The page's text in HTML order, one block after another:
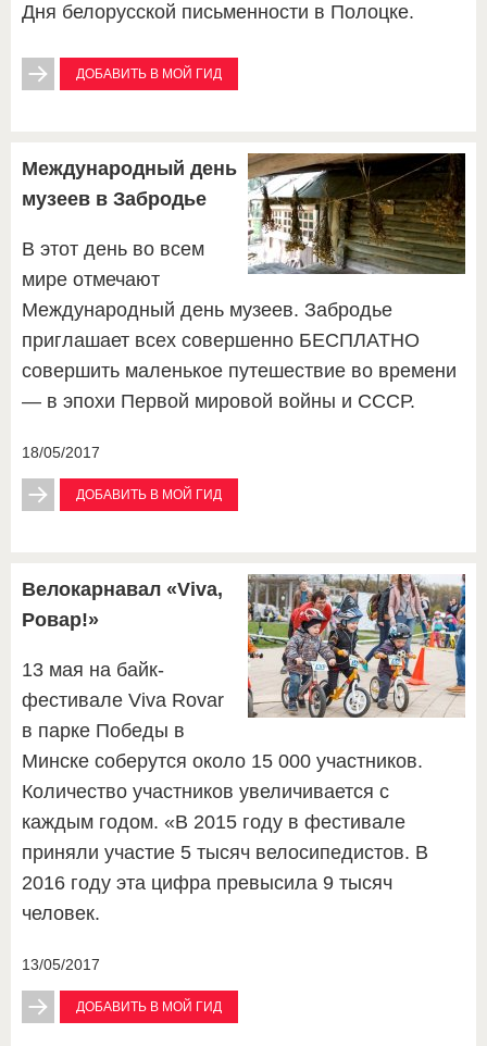
Дня белорусской письменности в Полоцке.
ДОБАВИТЬ В МОЙ ГИД
Международный день
музеев в Забродье
В этот день во всем
мире отмечают
Международный день музеев. Забродье
приглашает всех совершенно БЕСПЛАТНО
совершить маленькое путешествие во времени
— в эпохи Первой мировой войны и СССР.
18/05/2017
ДОБАВИТЬ В МОЙ ГИД
Велокарнавал «Viva,
Ровар!»
13 мая на байк-
фестивале Viva Rovar
в парке Победы в
Минске соберутся около 15 000 участников.
Количество участников увеличивается с
каждым годом. «В 2015 году в фестивале
приняли участие 5 тысяч велосипедистов. В
2016 году эта цифра превысила 9 тысяч
человек.
13/05/2017
ДОБАВИТЬ В МОЙ ГИД